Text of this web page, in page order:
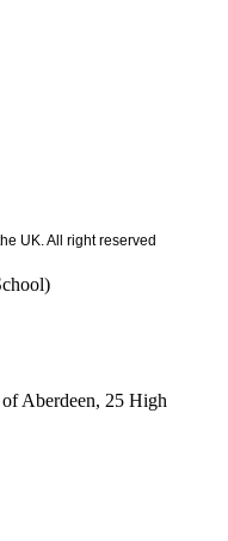
UK. All right reserved
Aberdeen, 25 High